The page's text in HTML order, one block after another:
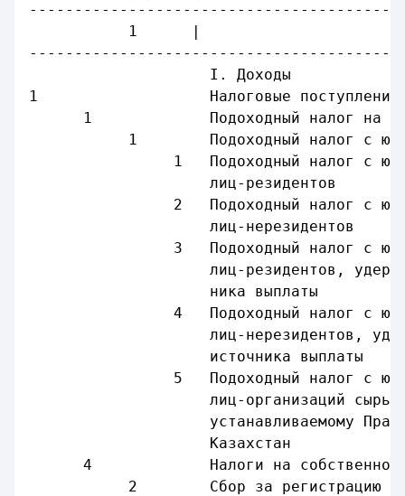
1      |                     2
I. Доходы
1                   Налоговые
1             Подоходный налог на
1        Подоходный налог с
1   Подоходный налог с
лиц-резидентов
2   Подоходный налог с
лиц-нерезидентов
3   Подоходный налог с
лиц-резидентов, удерживаемый
ника выплаты
4   Подоходный налог с
лиц-нерезидентов,
источника выплаты
5   Подоходный налог с
лиц-организаций сырьевого
устанавливаемому
Казахстан
4             Налоги на собственность
2        Сбор за регистрацию